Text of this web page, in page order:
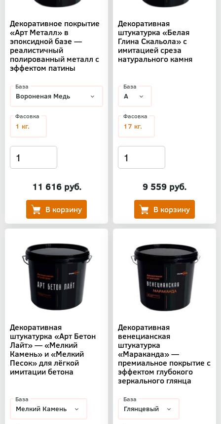
Декоративное покрытие
«Арт Металл» в
эпоксидной базе —
реалистичный
полированный металл с
эффектом патины
11 616 руб.
База
Фасовка
1 кг.
Декоративная
штукатурка «Белая
Глина Скальола» с
имитацией среза
натурального камня
9 559 руб.
База
Фасовка
17 кг.
Декоративная
штукатурка «Арт Бетон
Лайт» — «Мелкий
Камень» и «Мелкий
Песок» для лёгкой
имитации бетона
База
Декоративная
венецианская
штукатурка
«Мараканда» —
премиальное покрытие с
эффектом глубокого
зеркального глянца
База